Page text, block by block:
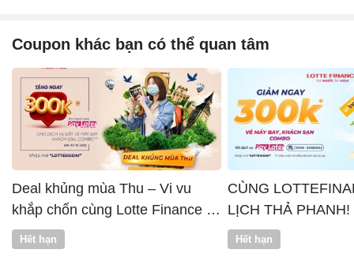
Coupon khác bạn có thể quan tâm
Deal khủng mùa Thu – Vi vu
khắp chốn cùng Lotte Finance x
Vntrip
Hết hạn
CÙNG
LỊCH THẢ PHANH!
Hết hạn